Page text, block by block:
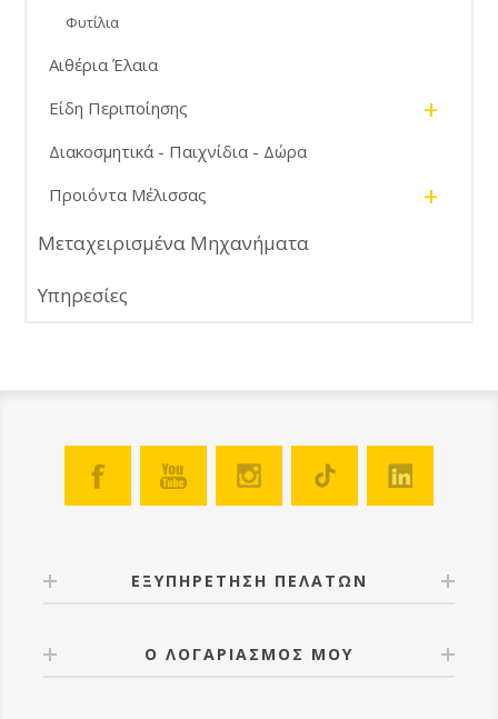
Φυτίλια
Αιθέρια Έλαια
Είδη Περιποίησης
+
Διακοσμητικά - Παιχνίδια - Δώρα
Προιόντα Μέλισσας
+
Μεταχειρισμένα Μηχανήματα
Υπηρεσίες
ΕΞΥΠΗΡΕΤΗΣΗ ΠΕΛΑΤΩΝ
Ο ΛΟΓΑΡΙΑΣΜΟΣ ΜΟΥ